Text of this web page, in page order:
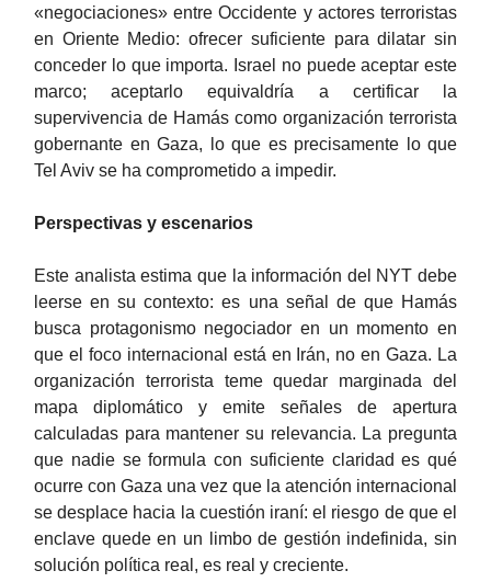
«negociaciones» entre Occidente y actores terroristas
en Oriente Medio: ofrecer suficiente para dilatar sin
conceder lo que importa. Israel no puede aceptar este
marco; aceptarlo equivaldría a certificar la
supervivencia de Hamás como organización terrorista
gobernante en Gaza, lo que es precisamente lo que
Tel Aviv se ha comprometido a impedir.
Perspectivas y escenarios
Este analista estima que la información del NYT debe
leerse en su contexto: es una señal de que Hamás
busca protagonismo negociador en un momento en
que el foco internacional está en Irán, no en Gaza. La
organización terrorista teme quedar marginada del
mapa diplomático y emite señales de apertura
calculadas para mantener su relevancia. La pregunta
que nadie se formula con suficiente claridad es qué
ocurre con Gaza una vez que la atención internacional
se desplace hacia la cuestión iraní: el riesgo de que el
enclave quede en un limbo de gestión indefinida, sin
solución política real, es real y creciente.